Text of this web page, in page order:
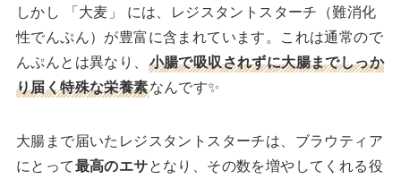
しかし 「大麦」 には、レジスタントスターチ（難消化
性でんぷん）が豊富に含まれています。これは通常ので
んぷんとは異なり、 小腸で吸収されずに大腸までしっか
り届く特殊な栄養素なんです✨
大腸まで届いたレジスタントスターチは、ブラウティア
にとって最高のエサとなり、その数を増やしてくれる役